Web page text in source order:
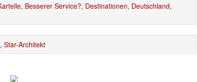
, Besserer Service?, Destinationen, Deutschland,
, Star-Architekt